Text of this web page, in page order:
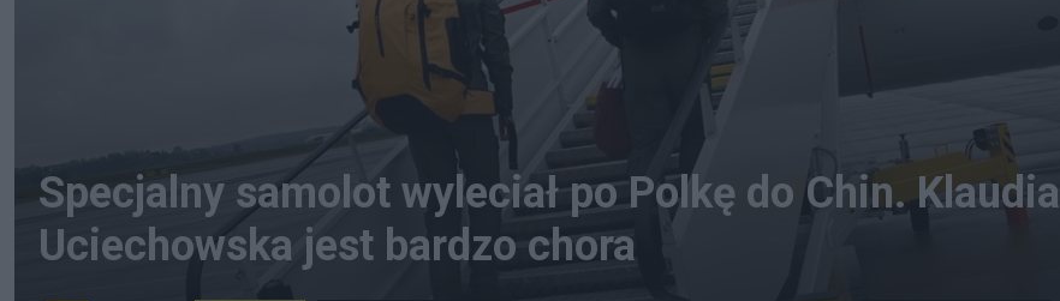
Specjalny samolot wyleciał po Polkę do Chin. Klaudia
Uciechowska jest bardzo chora